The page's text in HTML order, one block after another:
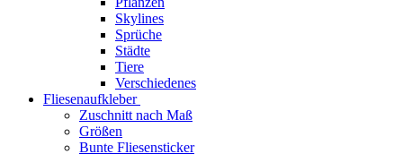
Skylines
Sprüche
Städte
Tiere
Verschiedenes
Fliesenaufkleber
Zuschnitt nach Maß
Größen
Bunte Fliesensticker